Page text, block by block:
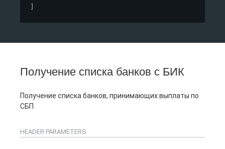
]
Получение списка банков с БИК
Получение списка банков, принимающих выплаты по
СБП
HEADER PARAMETERS